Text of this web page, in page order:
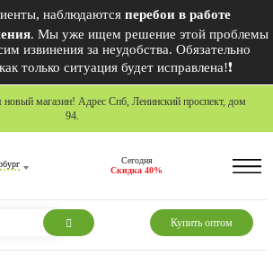
наблюдаются перебои в работе
. Мы уже ищем решение этой проблемы
извинения за неудобства. Обязательно
только ситуация будет исправлена!❗
магазин! Адрес Спб, Ленинский проспект, дом
94.
Сегодня
Скидка 40%
Купить оптом